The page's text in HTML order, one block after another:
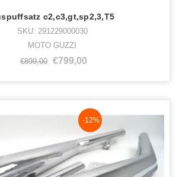
c2,c3,gt,sp2,3,T5
SKU: 291229000030
MOTO GUZZI
€899,00 €799,00
NaN%
-12%